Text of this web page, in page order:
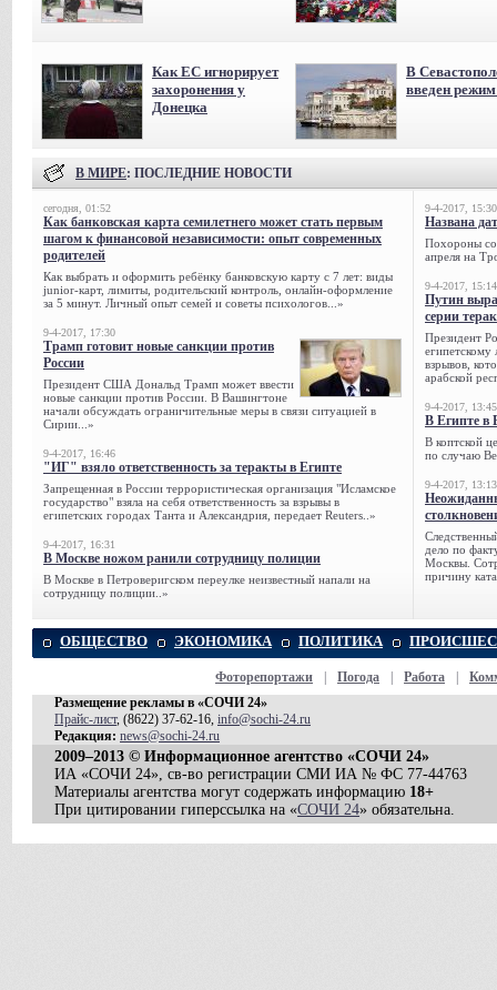
Как ЕС игнорирует
захоронения у
Донецка
В
введен
В МИРЕ: ПОСЛЕДНИЕ НОВОСТИ
сегодня, 01:52
Как банковская карта семилетнего может стать первым
шагом к финансовой независимости: опыт современных
родителей
Как выбрать и оформить ребёнку банковскую карту с 7 лет: виды
junior-карт, лимиты, родительский контроль, онлайн-оформление
за 5 минут. Личный опыт семей и советы психологов...»
9-4-2017, 17:30
Трамп готовит новые санкции против
России
Президент США Дональд Трамп может ввести
новые санкции против России. В Вашингтоне
начали обсуждать ограничительные меры в связи ситуацией в
Сирии...»
9-4-2017, 16:46
"ИГ" взяло ответственность за теракты в Египте
Запрещенная в России террористическая организация "Исламское
государство" взяла на себя ответственность за взрывы в
египетских городах Танта и Александрия, передает Reuters..»
9-4-2017, 16:31
В Москве ножом ранили сотрудницу полиции
В Москве в Петроверигском переулке неизвестный напали на
сотрудницу полиции..»
9-4-2017, 15:30
Названа
Похороны
апреля на
9-4-2017, 15:14
Путин
серии
Президент
египетскому
взрывов,
арабской
9-4-2017, 13:45
В Египте в
В коптской
по случаю
9-4-2017, 13:13
дело по
Москвы.
причину
ОБЩЕСТВО ЭКОНОМИКА ПОЛИТИКА
Фоторепортажи Погода Работа
Размещение рекламы в «СОЧИ 24»
Прайс-лист, (8622) 37-62-16, info@sochi-24.ru
Редакция: news@sochi-24.ru
2009–2013 © Информационное агентство «СОЧИ 24»
ИА «СОЧИ 24», св-во регистрации СМИ ИА № ФС 77-44763
Материалы агентства могут содержать информацию 18+
При цитировании гиперссылка на «СОЧИ 24» обязательна.